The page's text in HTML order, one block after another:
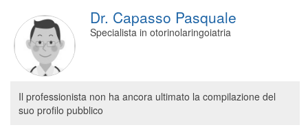
Dr. Capasso Pasquale
Specialista in otorinolaringoiatria
Il professionista non ha ancora ultimato la compilazione del
suo profilo pubblico